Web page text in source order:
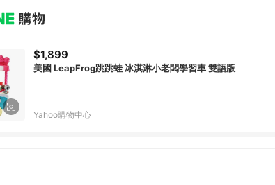
$1,899
美國 LeapFrog跳跳蛙 冰淇淋小老闆學習車 雙語版
Yahoo購物中心